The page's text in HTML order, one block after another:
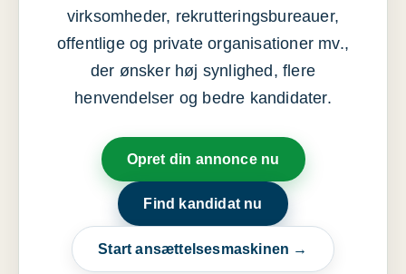
virksomheder, rekrutteringsbureauer,
offentlige og private organisationer mv.,
der ønsker høj synlighed, flere
henvendelser og bedre kandidater.
Opret din annonce nu
Find kandidat nu
Start ansættelsesmaskinen →